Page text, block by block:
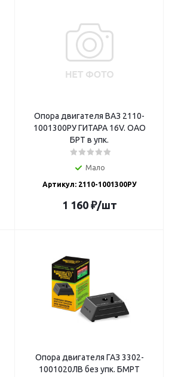
Опора двигателя ВАЗ 2110-
1001300РУ ГИТАРА 16V. ОАО
БРТ в упк.
Мало
Артикул: 2110-1001300РУ
1 160₽/шт
Опора двигателя ГАЗ 3302-
1001020ЛВ без упк. БМРТ